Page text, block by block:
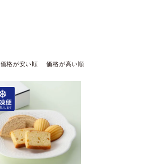
価格が安い順 価格が高い順